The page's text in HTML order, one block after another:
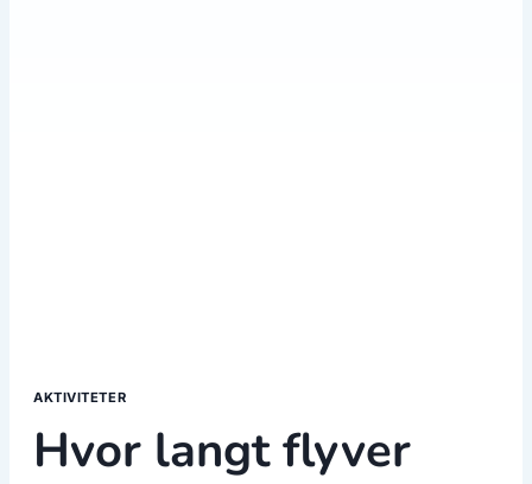
AKTIVITETER
Hvor langt flyver